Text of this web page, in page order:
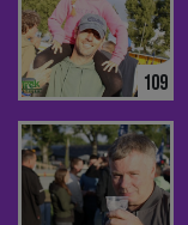
109